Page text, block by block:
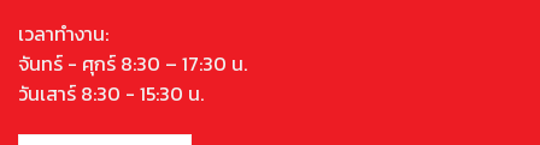
เวลาทำงาน:
จันทร์ - ศุกร์ 8:30 – 17:30 น.
วันเสาร์ 8:30 - 15:30 น.